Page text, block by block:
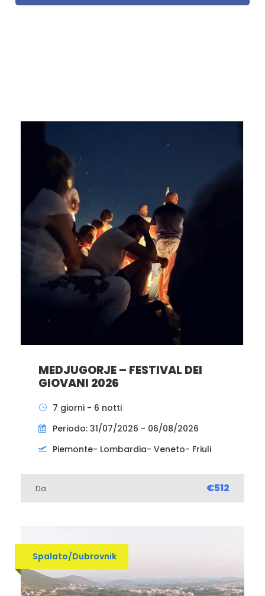
MEDJUGORJE – FESTIVAL DEI
GIOVANI 2026
7 giorni - 6 notti
Periodo: 31/07/2026 - 06/08/2026
Piemonte- Lombardia- Veneto- Friuli
Da €512
Spalato/Dubrovnik